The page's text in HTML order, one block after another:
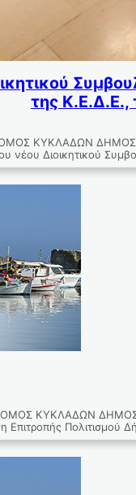
της Κ.Ε.Δ.Ε.,
ΚΥΚΛΑΔΩΝ ΔΗΜΟΣ
νέου Διοικητικού
ΚΥΚΛΑΔΩΝ ΔΗΜΟΣ
Επιτροπής Πολιτισμού